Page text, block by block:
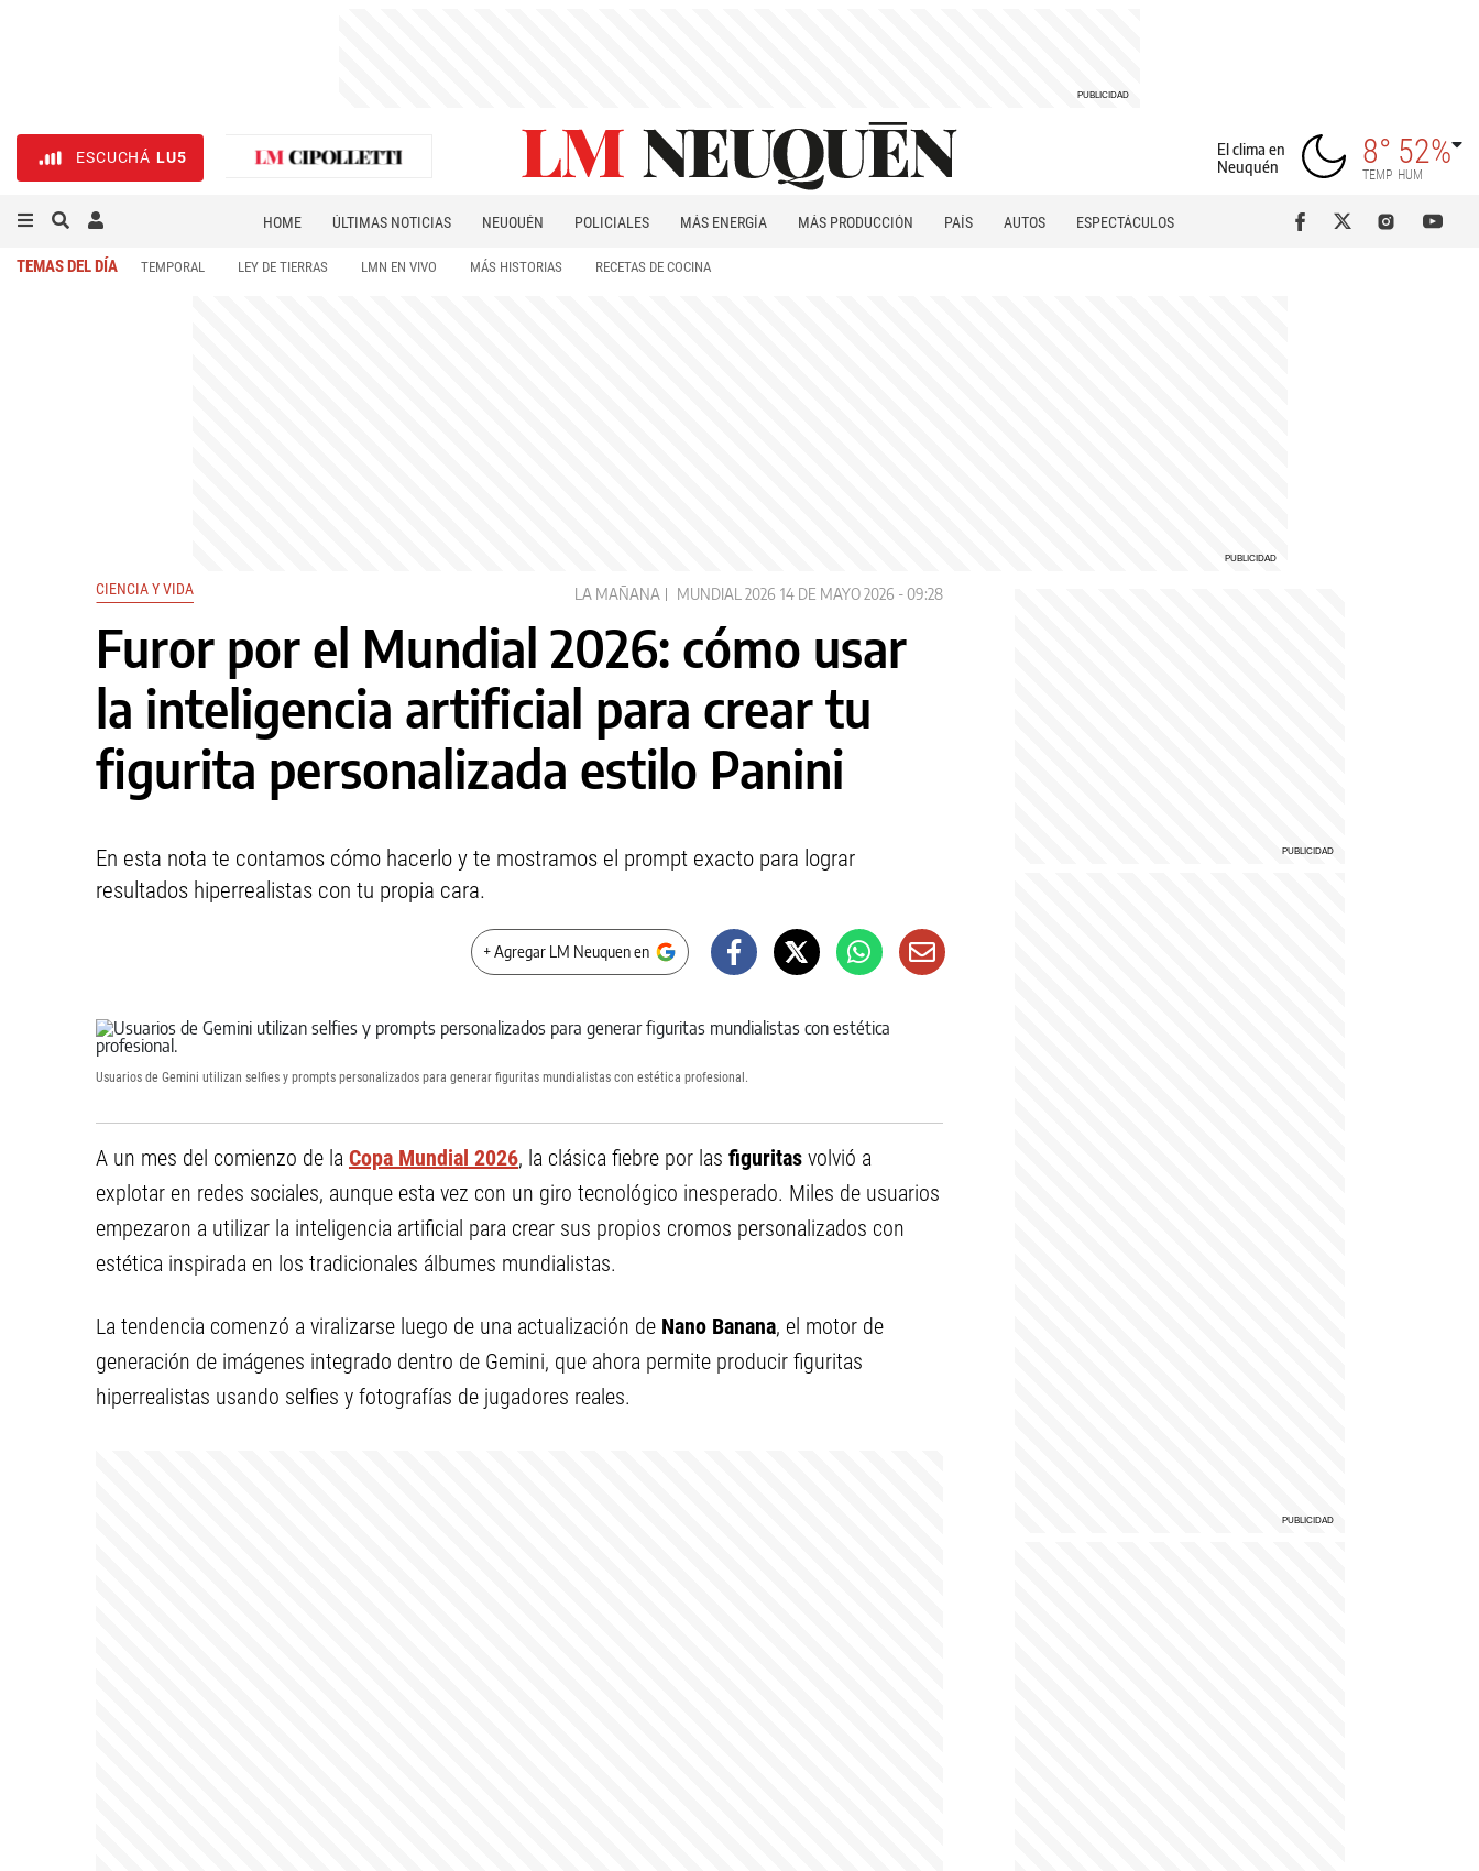
ESCUCHÁ LU5
El clima en
Neuquén
8°
TEMP
52%
HUM
HOME ÚLTIMAS NOTICIAS NEUQUÉN POLICIALES MÁS ENERGÍA MÁS PRODUCCIÓN PAÍS AUTOS
ESPECTÁCULOS
TEMAS DEL DÍA TEMPORAL LEY DE TIERRAS LMN EN VIVO MÁS HISTORIAS RECETAS DE COCINA
CIENCIA Y VIDA LA MAÑANA MUNDIAL 2026 14 DE MAYO 2026 - 09:28
Furor por el Mundial 2026: cómo usar
la inteligencia artificial para crear tu
figurita personalizada estilo Panini
En esta nota te contamos cómo hacerlo y te mostramos el prompt exacto para lograr
resultados hiperrealistas con tu propia cara.
+ Agregar LM Neuquen en
Usuarios de Gemini utilizan selfies y prompts personalizados para generar figuritas mundialistas con estética profesional.
A un mes del comienzo de la Copa Mundial 2026, la clásica fiebre por las figuritas volvió a
explotar en redes sociales, aunque esta vez con un giro tecnológico inesperado. Miles de usuarios
empezaron a utilizar la inteligencia artificial para crear sus propios cromos personalizados con
estética inspirada en los tradicionales álbumes mundialistas.
La tendencia comenzó a viralizarse luego de una actualización de Nano Banana, el motor de
generación de imágenes integrado dentro de Gemini, que ahora permite producir figuritas
hiperrealistas usando selfies y fotografías de jugadores reales.